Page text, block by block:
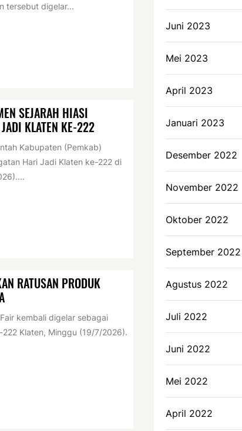
tersebut digelar...
SEJARAH HIASI
KLATEN KE-222
Kabupaten (Pemkab)
Hari Jadi Klaten ke-222 di
RATUSAN PRODUK
kembali digelar sebagai
Klaten, Minggu (19/7/2026).
Juni 2023
Mei 2023
April 2023
Januari 2023
Desember 2022
November 2022
Oktober 2022
September 2022
Agustus 2022
Juli 2022
Juni 2022
Mei 2022
April 2022